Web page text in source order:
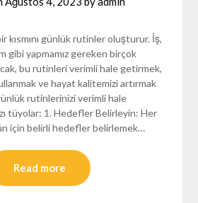
kısmını günlük rutinler oluşturur. İş,
gibi yapmamız gereken birçok
bu rutinleri verimli hale getirmek,
ve hayat kalitemizi artırmak
rutinlerinizi verimli hale
tüyolar: 1. Hedefler Belirleyin: Her
için belirli hedefler belirlemek…
Read more